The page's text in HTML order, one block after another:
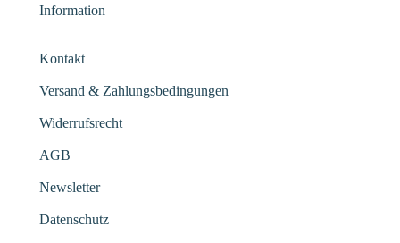
Information
Kontakt
Versand & Zahlungsbedingungen
Widerrufsrecht
AGB
Newsletter
Datenschutz